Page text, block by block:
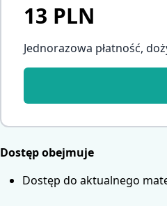
13 PLN
Jednorazowa płatność,
Dostęp obejmuje
Dostęp do aktualnego